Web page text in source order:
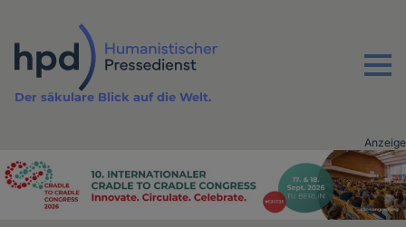
Inhalt
Menu
Der säkulare Blick auf die Welt.
Advertising
Anzeige